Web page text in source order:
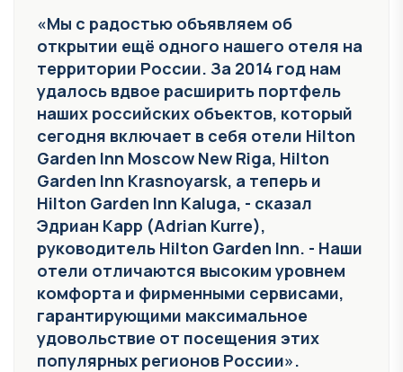
«Мы с радостью объявляем об
открытии ещё одного нашего отеля на
территории России. За 2014 год нам
удалось вдвое расширить портфель
наших российских объектов, который
сегодня включает в себя отели Hilton
Garden Inn Moscow New Riga, Hilton
Garden Inn Krasnoyarsk, а теперь и
Hilton Garden Inn Kaluga, - сказал
Эдриан Карр (Adrian Kurre),
руководитель Hilton Garden Inn. - Наши
отели отличаются высоким уровнем
комфорта и фирменными сервисами,
гарантирующими максимальное
удовольствие от посещения этих
популярных регионов России».